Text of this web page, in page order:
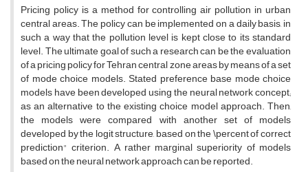
Pricing policy is a method for controlling air pollution in urban
central areas. The policy can be implemented on a daily basis, in
such a way that the pollution level is kept close to its standard
level. The ultimate goal of such a research can be the evaluation
of a pricing policy for Tehran central zone areas by means of a set
of mode choice models. Stated preference base mode choice
models have been developed using the neural network concept;
as an alternative to the existing choice model approach. Then,
the models were compared with another set of models
developed by the logit structure, based on the \percent of correct
prediction" criterion. A rather marginal superiority of models
based on the neural network approach can be reported.